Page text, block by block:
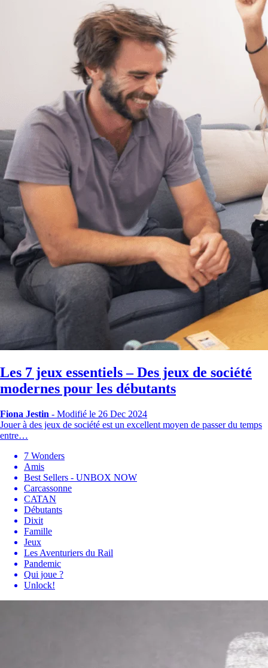
Les 7 jeux essentiels – Des jeux de société
modernes pour les débutants
Fiona Jestin - Modifié le 26 Dec 2024
Jouer à des jeux de société est un excellent moyen de passer du temps
entre…
7 Wonders
Amis
Best Sellers - UNBOX NOW
Carcassonne
CATAN
Débutants
Dixit
Famille
Jeux
Les Aventuriers du Rail
Pandemic
Qui joue ?
Unlock!